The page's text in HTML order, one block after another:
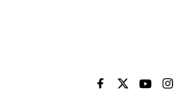
EL PAÍS BRASIL EN
EL PAÍSEL PAÍS
EL